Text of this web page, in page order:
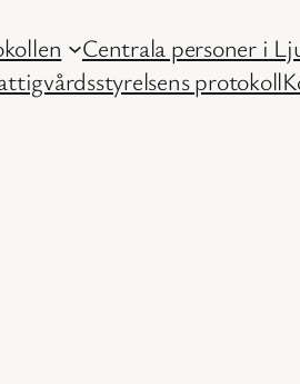
Centrala personer i
protokoll